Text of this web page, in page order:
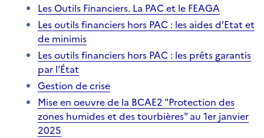
Les Outils Financiers. La PAC et le FEAGA
Les outils financiers hors PAC : les aides d’Etat et
de minimis
Les outils financiers hors PAC : les prêts garantis
par l’État
Gestion de crise
Mise en oeuvre de la BCAE2 "Protection des
zones humides et des tourbières" au 1er janvier
2025